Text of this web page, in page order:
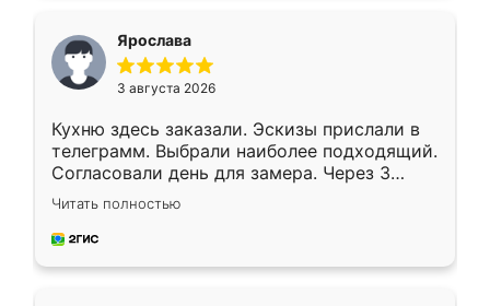
Ярослава
3 августа 2026
Кухню здесь заказали. Эскизы прислали в
телеграмм. Выбрали наиболее подходящий.
Согласовали день для замера. Через 3
недели кухня была уже готова. Остались
довольны работой. Спасибо Ренессанс
мебель за качественную работу!
Читать полностью